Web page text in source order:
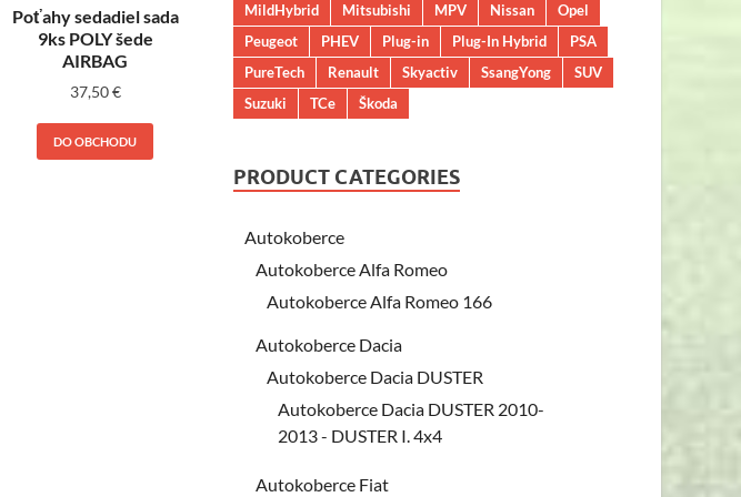
Poťahy sedadiel sada
9ks POLY šede
AIRBAG
37,50€
DO OBCHODU
MildHybrid
Mitsubishi MPV Nissan
Opel
Peugeot
PHEV Plug-in Plug-In Hybrid
PSA
PureTech
Renault Skyactiv SsangYong
SUV
Suzuki
TCe Škoda
PRODUCT CATEGORIES
Autokoberce
Autokoberce Alfa Romeo
Autokoberce Alfa Romeo 166
Autokoberce Dacia
Autokoberce Dacia DUSTER
Autokoberce Dacia DUSTER 2010-
2013 - DUSTER I. 4x4
Autokoberce Fiat